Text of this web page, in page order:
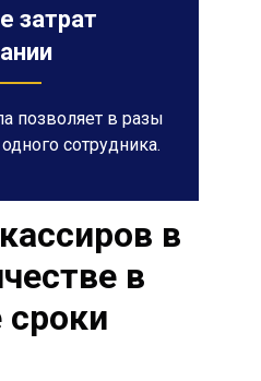
затрат
позволяет в разы
сотрудника.
в
в